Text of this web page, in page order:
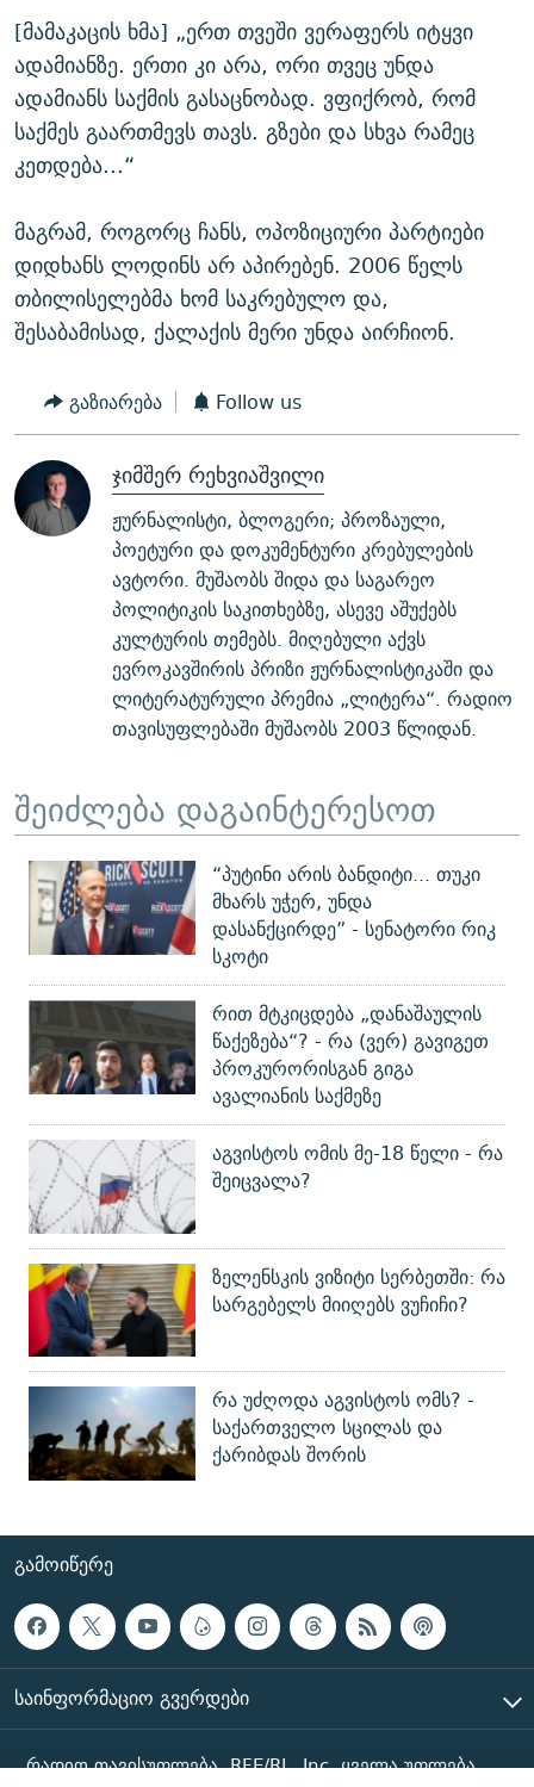
[მამაკაცის ხმა] „ერთ თვეში ვერაფერს იტყვი
ადამიანზე. ერთი კი არა, ორი თვეც უნდა
ადამიანს საქმის გასაცნობად. ვფიქრობ, რომ
საქმეს გაართმევს თავს. გზები და სხვა რამეც
კეთდება...“
მაგრამ, როგორც ჩანს, ოპოზიციური პარტიები
დიდხანს ლოდინს არ აპირებენ. 2006 წელს
თბილისელებმა ხომ საკრებულო და,
შესაბამისად, ქალაქის მერი უნდა აირჩიონ.
გაზიარება Follow us
ჯიმშერ რეხვიაშვილი
ჟურნალისტი, ბლოგერი; პროზაული,
პოეტური და დოკუმენტური კრებულების
ავტორი. მუშაობს შიდა და საგარეო
პოლიტიკის საკითხებზე, ასევე აშუქებს
კულტურის თემებს. მიღებული აქვს
ევროკავშირის პრიზი ჟურნალისტიკაში და
ლიტერატურული პრემია „ლიტერა“. რადიო
თავისუფლებაში მუშაობს 2003 წლიდან.
შეიძლება დაგაინტერესოთ
“პუტინი არის ბანდიტი... თუკი
მხარს უჭერ, უნდა
დასანქცირდე” - სენატორი რიკ
სკოტი
რით მტკიცდება „დანაშაულის
წაქეზება“? - რა (ვერ) გავიგეთ
პროკურორისგან გიგა
ავალიანის საქმეზე
აგვისტოს ომის მე-18 წელი - რა
შეიცვალა?
ზელენსკის ვიზიტი სერბეთში: რა
სარგებელს მიიღებს ვუჩიჩი?
რა უძღოდა აგვისტოს ომს? -
საქართველო სცილას და
ქარიბდას შორის
ᲒᲐᲛᲝᲘᲬᲔᲠᲔ
ᲡᲐᲘᲜᲤᲝᲠᲛᲐᲪᲘᲝ ᲒᲕᲔᲠᲓᲔᲑᲘ
რადიო თავისუფლება, RFE/RL, Inc. ყველა უფლება